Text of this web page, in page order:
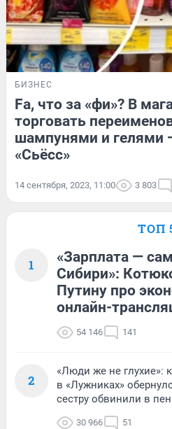
БИЗНЕС
Fа, что за «фи»? В
торговать
шампунями и гелями
«Сьёсс»
14 сентября, 2023, 11:00 3 803
ТОП
1
«Зарплата —
Сибири»:
Путину про
онлайн-
54 146 141
2
«Люди же не глухие»:
в «Лужниках»
сестру обвинили в
30 966 51